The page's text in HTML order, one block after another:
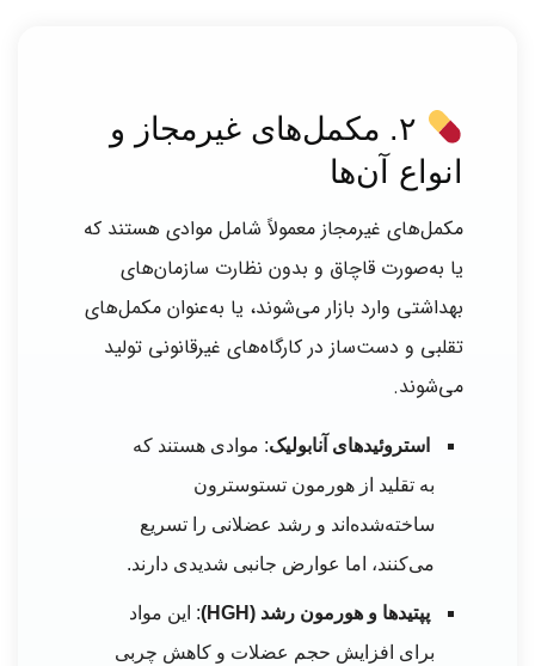
۲. مکمل‌های غیرمجاز و
انواع آن‌ها
مکمل‌های غیرمجاز معمولاً شامل موادی هستند که
یا به‌صورت قاچاق و بدون نظارت سازمان‌های
بهداشتی وارد بازار می‌شوند، یا به‌عنوان مکمل‌های
تقلبی و دست‌ساز در کارگاه‌های غیرقانونی تولید
می‌شوند.
استروئیدهای آنابولیک: موادی هستند که
به تقلید از هورمون تستوسترون
ساخته‌شده‌اند و رشد عضلانی را تسریع
می‌کنند، اما عوارض جانبی شدیدی دارند.
پپتیدها و هورمون رشد (HGH)
: این مواد
برای افزایش حجم عضلات و کاهش چربی